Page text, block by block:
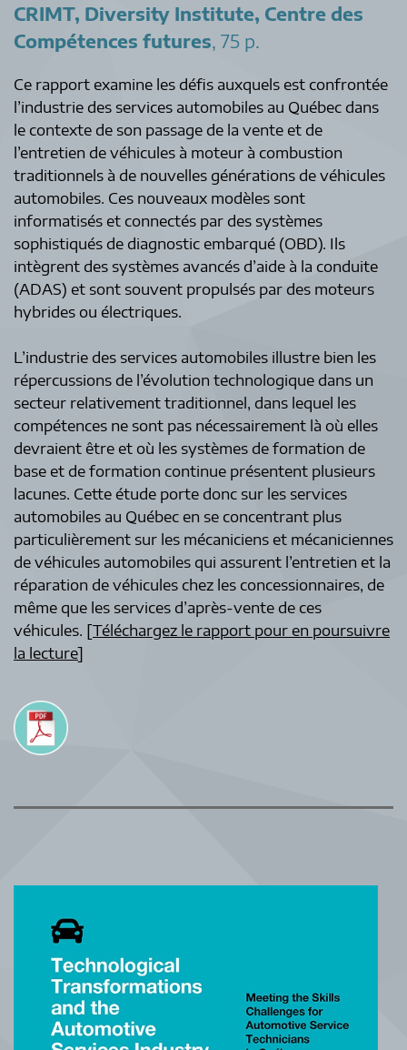
CRIMT, Diversity Institute, Centre des
Compétences futures , 75 p.
Ce rapport examine les défis auxquels est confrontée
l’industrie des services automobiles au Québec dans
le contexte de son passage de la vente et de
l’entretien de véhicules à moteur à combustion
traditionnels à de nouvelles générations de véhicules
automobiles. Ces nouveaux modèles sont
informatisés et connectés par des systèmes
sophistiqués de diagnostic embarqué (OBD). Ils
intègrent des systèmes avancés d’aide à la conduite
(ADAS) et sont souvent propulsés par des moteurs
hybrides ou électriques.
L’industrie des services automobiles illustre bien les
répercussions de l’évolution technologique dans un
secteur relativement traditionnel, dans lequel les
compétences ne sont pas nécessairement là où elles
devraient être et où les systèmes de formation de
base et de formation continue présentent plusieurs
lacunes. Cette étude porte donc sur les services
automobiles au Québec en se concentrant plus
particulièrement sur les mécaniciens et mécaniciennes
de véhicules automobiles qui assurent l’entretien et la
réparation de véhicules chez les concessionnaires, de
même que les services d’après-vente de ces
véhicules. [Téléchargez le rapport pour en poursuivre
la lecture]